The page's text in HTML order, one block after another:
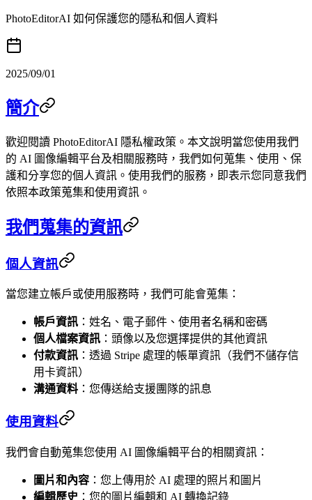
PhotoEditorAI 如何保護您的隱私和個人資料
2025/09/01
簡介
歡迎閱讀 PhotoEditorAI 隱私權政策。本文說明當您使用我們
的 AI 圖像編輯平台及相關服務時，我們如何蒐集、使用、保
護和分享您的個人資訊。使用我們的服務，即表示您同意我們
依照本政策蒐集和使用資訊。
我們蒐集的資訊
個人資訊
當您建立帳戶或使用服務時，我們可能會蒐集：
帳戶資訊 ：姓名、電子郵件、使用者名稱和密碼
個人檔案資訊 ：頭像以及您選擇提供的其他資訊
付款資訊 ：透過 Stripe 處理的帳單資訊（我們不儲存信
用卡資訊）
溝通資料 ：您傳送給支援團隊的訊息
使用資料
我們會自動蒐集您使用 AI 圖像編輯平台的相關資訊：
圖片和內容 ：您上傳用於 AI 處理的照片和圖片
編輯歷史 ：您的圖片編輯和 AI 轉換記錄